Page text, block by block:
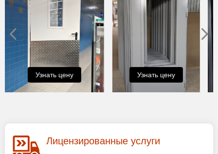
Узнать цену Узнать цену
Лицензированные услуги